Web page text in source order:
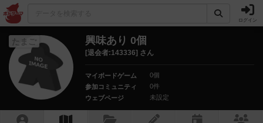
ログイン
たまご 興味あり 0個
[退会者:143336] さん
マイボードゲーム
0個
参加コミュニティ
0件
ウェブページ
未設定